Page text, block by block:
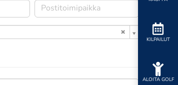
KILPAILUT
ALOITA GOLF